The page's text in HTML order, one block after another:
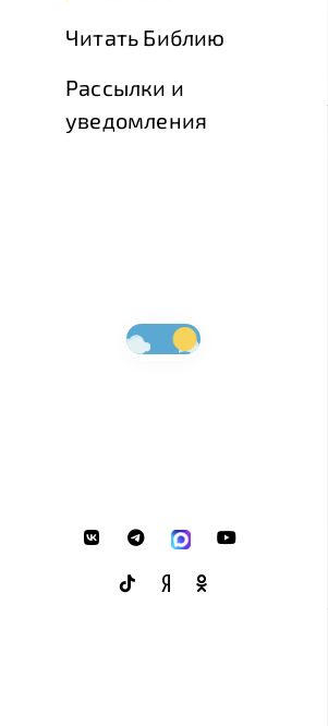
Читать Библию
Рассылки и
уведомления